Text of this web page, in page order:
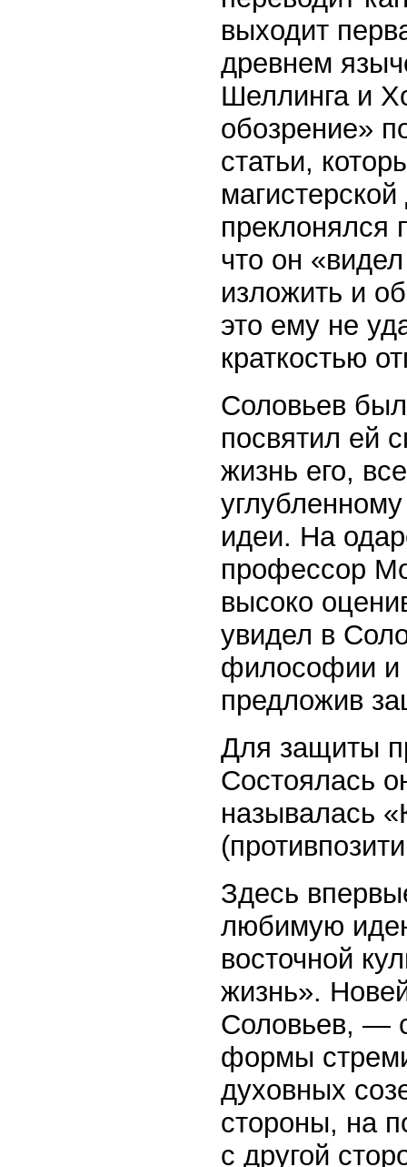
выходит
древнем
Шеллинга и
обозрение»
статьи,
преклонялся
что он
изложить и
это ему не
краткостью
Соловьев был
посвятил ей
жизнь его,
идеи. На
профессор
высоко
увидел в
философии и
предложив
Для защиты
Состоялась
называлась
Здесь
любимую
восточной
жизнь».
Соловьев, —
формы
духовных
стороны, на
с другой